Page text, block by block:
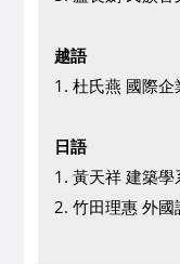
越語
1. 杜氏燕 國際
日語
1. 黃天祥 建築
2. 竹田理惠 外國